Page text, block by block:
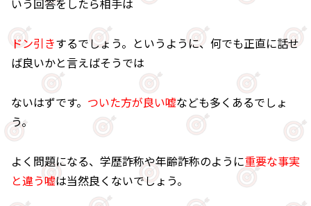
いう回答をしたら相手は
ドン引きするでしょう。というように、何でも正直に話せ
ば良いかと言えばそうでは
ないはずです。 ついた方が良い嘘なども多くあるでしょ
う。
よく問題になる、学歴詐称や年齢詐称のように重要な事実
と違う嘘は当然良くないでしょう。